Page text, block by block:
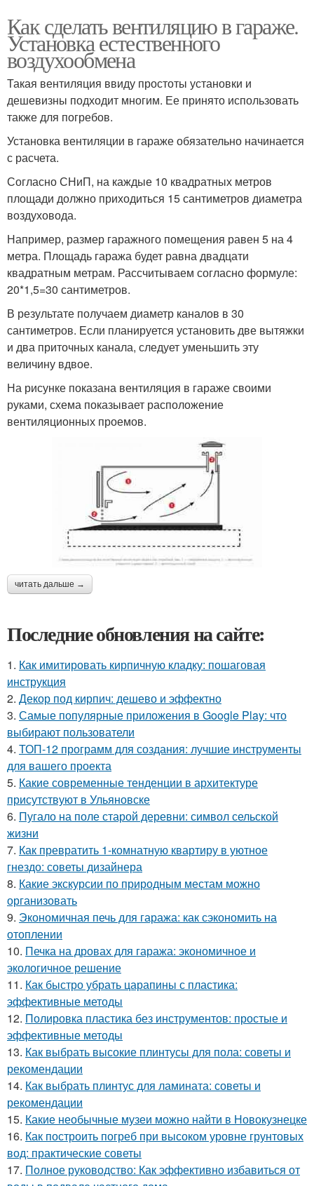
Как сделать вентиляцию в гараже.
Установка естественного
воздухообмена
Такая вентиляция ввиду простоты установки и
дешевизны подходит многим. Ее принято использовать
также для погребов.
Установка вентиляции в гараже обязательно начинается
с расчета.
Согласно СНиП, на каждые 10 квадратных метров
площади должно приходиться 15 сантиметров диаметра
воздуховода.
Например, размер гаражного помещения равен 5 на 4
метра. Площадь гаража будет равна двадцати
квадратным метрам. Рассчитываем согласно формуле:
20*1,5=30 сантиметров.
В результате получаем диаметр каналов в 30
сантиметров. Если планируется установить две вытяжки
и два приточных канала, следует уменьшить эту
величину вдвое.
На рисунке показана вентиляция в гараже своими
руками, схема показывает расположение
вентиляционных проемов.
читать дальше →
Последние обновления на сайте:
1. Как имитировать кирпичную кладку: пошаговая
инструкция
2. Декор под кирпич: дешево и эффектно
3. Самые популярные приложения в Google Play: что
выбирают пользователи
4. ТОП-12 программ для создания: лучшие инструменты
для вашего проекта
5. Какие современные тенденции в архитектуре
присутствуют в Ульяновске
6. Пугало на поле старой деревни: символ сельской
жизни
7. Как превратить 1-комнатную квартиру в уютное
гнездо: советы дизайнера
8. Какие экскурсии по природным местам можно
организовать
9. Экономичная печь для гаража: как сэкономить на
отоплении
10. Печка на дровах для гаража: экономичное и
экологичное решение
11. Как быстро убрать царапины с пластика:
эффективные методы
12. Полировка пластика без инструментов: простые и
эффективные методы
13. Как выбрать высокие плинтусы для пола: советы и
рекомендации
14. Как выбрать плинтус для ламината: советы и
рекомендации
15. Какие необычные музеи можно найти в Новокузнецке
16. Как построить погреб при высоком уровне грунтовых
вод: практические советы
17. Полное руководство: Как эффективно избавиться от